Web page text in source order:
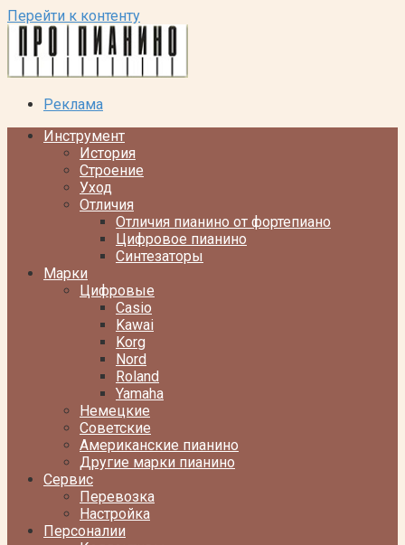
Перейти к контенту
Реклама
Инструмент
История
Строение
Уход
Отличия
Отличия пианино от фортепиано
Цифровое пианино
Синтезаторы
Марки
Цифровые
Casio
Kawai
Korg
Nord
Roland
Yamaha
Немецкие
Советские
Американские пианино
Другие марки пианино
Сервис
Перевозка
Настройка
Персоналии